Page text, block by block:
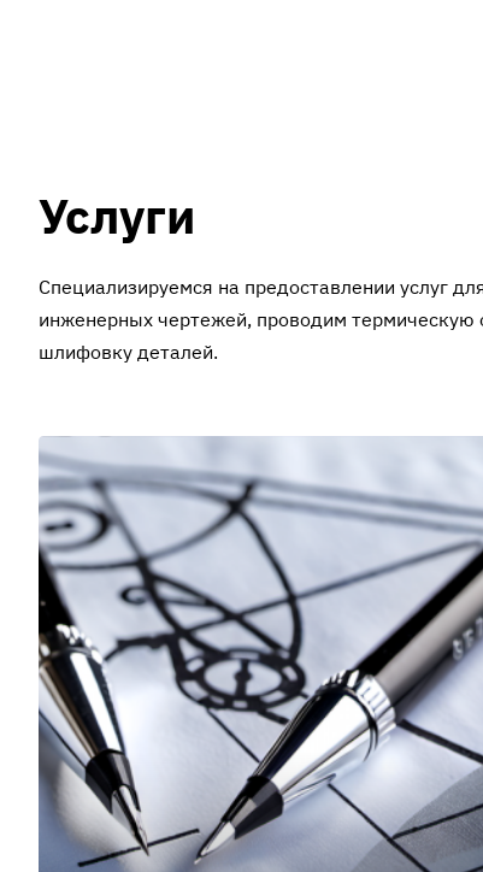
Услуги
Специализируемся на предоставлении услуг
инженерных чертежей, проводим термическую
шлифовку деталей.